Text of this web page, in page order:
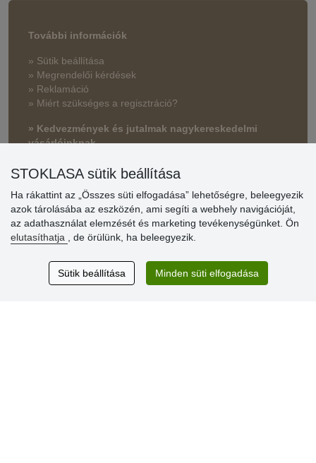
További információk
» Sütik beállítása
» Megrendelői kérdések
» Reklamáció
» Miért szükséges a regisztráció?
» Kedvezmények és jutalmak nagykereskedelmi
vásárlóinknak
» Súgó
Vásárlók
értékelése
Excellent service
Thank you.
STOKLASA sütik beállítása
Ha rákattint az „Összes süti elfogadása” lehetőségre, beleegyezik
azok tárolásába az eszközén, ami segíti a webhely navigációját,
az adathasználat elemzését és marketing tevékenységünket. Ön
elutasíthatja
, de örülünk, ha beleegyezik.
Sütik beállítása Minden süti elfogadása